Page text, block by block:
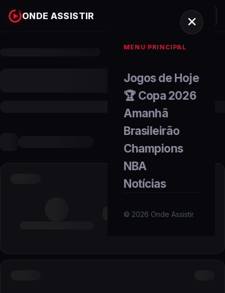
ONDE ASSISTIR
MENU PRINCIPAL
Jogos de Hoje
🏆 Copa 2026
Amanhã
Brasileirão
Champions
NBA
Notícias
© 2026 Onde Assistir